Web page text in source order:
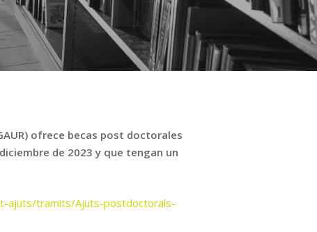
ofrece becas post doctorales
de 2023 y que tengan un
ajuts/tramits/Ajuts-postdoctorals-